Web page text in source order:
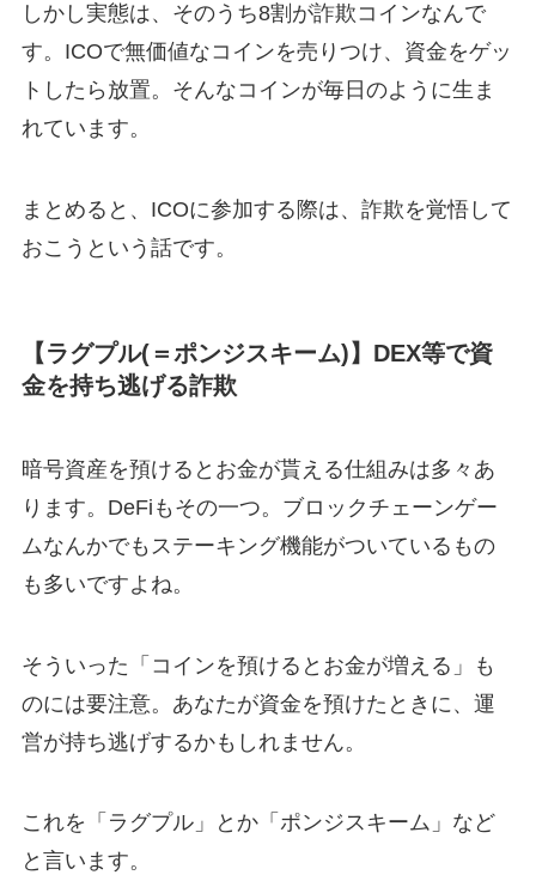
しかし実態は、そのうち8割が詐欺コインなんで
す。ICOで無価値なコインを売りつけ、資金をゲッ
トしたら放置。そんなコインが毎日のように生ま
れています。
まとめると、ICOに参加する際は、詐欺を覚悟して
おこうという話です。
【ラグプル(＝ポンジスキーム)】DEX等で資
金を持ち逃げる詐欺
暗号資産を預けるとお金が貰える仕組みは多々あ
ります。DeFiもその一つ。ブロックチェーンゲー
ムなんかでもステーキング機能がついているもの
も多いですよね。
そういった「コインを預けるとお金が増える」も
のには要注意。あなたが資金を預けたときに、運
営が持ち逃げするかもしれません。
これを「ラグプル」とか「ポンジスキーム」など
と言います。